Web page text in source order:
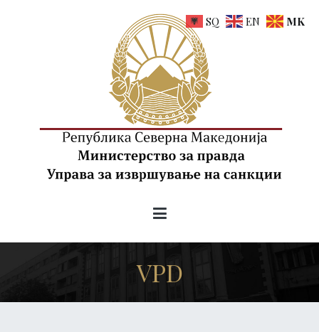
VPD
SQ EN MK